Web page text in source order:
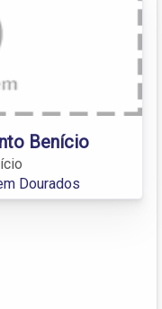
Benício
Dourados